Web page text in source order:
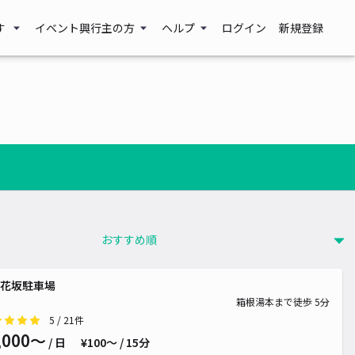
イベント興行主の方 ヘルプ ログイン 新規登録
坂駐車場
箱根湯本まで徒歩 5分
5 / 21件
〜 / 日 ¥100〜 / 15分